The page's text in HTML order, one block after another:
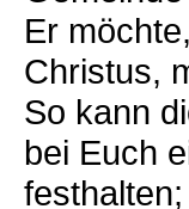
Er
Christus,
So kann
bei Euch